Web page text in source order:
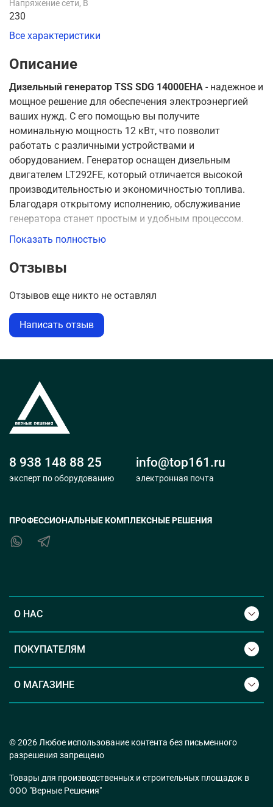
Напряжение сети, В
230
Все характеристики
Описание
Дизельный генератор TSS SDG 14000EHA - надежное и
мощное решение для обеспечения электроэнергией
ваших нужд. С его помощью вы получите
номинальную мощность 12 кВт, что позволит
работать с различными устройствами и
оборудованием. Генератор оснащен дизельным
двигателем LT292FE, который отличается высокой
производительностью и экономичностью топлива.
Благодаря открытому исполнению, обслуживание
генератора станет простым и удобным процессом.
Установленный автоматический регулятор
приборов с точной подачей энергии на все фазы
генератора позволяют легко перемещать его по
транспортировке.
Показать полностью
Отзывы
Отзывов еще никто не оставлял
Написать отзыв
О НАС
ПОКУПАТЕЛЯМ
О МАГАЗИНЕ
8 938 148 88 25
эксперт по оборудованию
info@top161.ru
электронная почта
ПРОФЕССИОНАЛЬНЫЕ КОМПЛЕКСНЫЕ РЕШЕНИЯ
© 2026 Любое использование контента без письменного
разрешения запрещено
Товары для производственных и строительных площадок в
ООО "Верные Решения"